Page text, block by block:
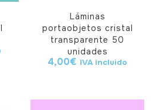
Láminas
portaobjetos cristal
transparente 50
unidades
4,00€ IVA incluido